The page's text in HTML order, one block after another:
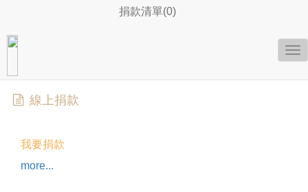
捐款清單(0)
線上捐款
我要捐款
more...